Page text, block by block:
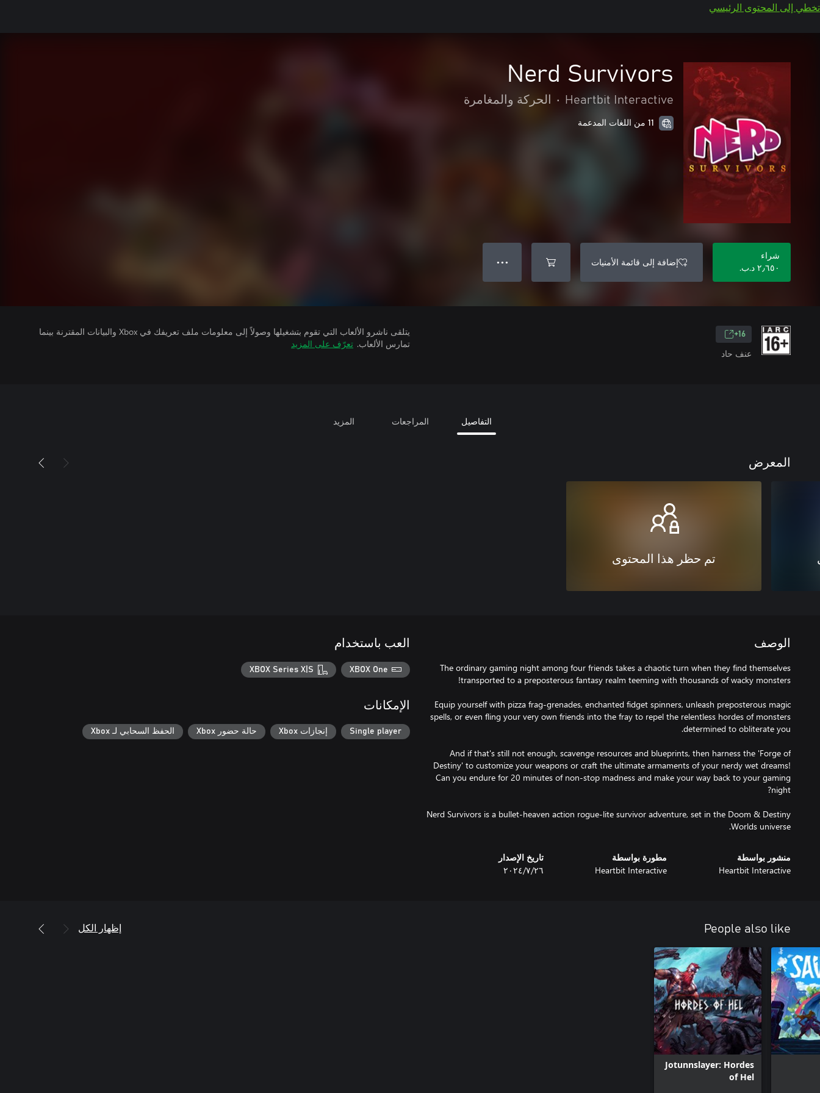
تخطي إلى المحتوى الرئيسي
Nerd Survivors
Heartbit Interactive
• الحركة والمغامرة
11 من اللغات المدعمة
شراء
٢٫٦٥٠ د.ب.‏
إضافة إلى قائمة الأمنيات ● ● ●
16+
عنف حاد
يتلقى ناشرو الألعاب التي تقوم بتشغيلها وصولاً إلى معلومات ملف تعريفك في Xbox والبيانات المقترنة بينما
تمارس الألعاب. تعرّف على المزيد
التفاصيل المراجعات المزيد
المعرض
تم حظر هذا المحتوى
الوصف
The ordinary gaming night among four friends takes a chaotic turn when they find themselves
Equip yourself with pizza frag-grenades, enchanted fidget spinners, unleash preposterous magic
spells, or even fling your very own friends into the fray to repel the relentless hordes of monsters
And if that's still not enough, scavenge resources and blueprints, then harness the 'Forge of
Destiny' to customize your weapons or craft the ultimate armaments of your nerdy wet dreams!
Can you endure for 20 minutes of non-stop madness and make your way back to your gaming
Nerd Survivors is a bullet-heaven action rogue-lite survivor adventure, set in the Doom & Destiny
Worlds universe.
منشور بواسطة
Heartbit Interactive
مطورة بواسطة
Heartbit Interactive
تاريخ الإصدار
٢٦‏/٧‏/٢٠٢٤
العب باستخدام
XBOX One
XBOX Series X|S
الإمكانات
Single player إنجازات Xbox حالة حضور Xbox الحفظ السحابي لـ Xbox
People also like إظهار الكل
Jotunnslayer: Hordes
of Hel